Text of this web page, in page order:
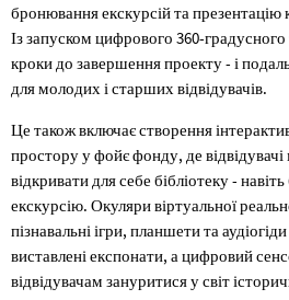
бронювання екскурсій та
Із запуском цифрового 360-
кроки до завершення проекту - і
для молодих і старших відвідувачів.
Це також включає створення
простору у фойє фонду, де
відкривати для себе бібліотеку - навіть
екскурсію. Окуляри віртуальної
пізнавальні ігри, планшети та
виставлені експонати, а цифровий
відвідувачам зануритися у світ